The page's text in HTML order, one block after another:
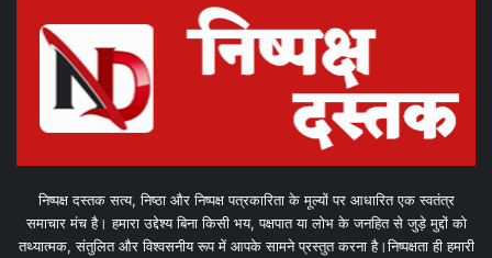
निष्पक्ष दस्तक सत्य, निष्ठा और निष्पक्ष पत्रकारिता के मूल्यों पर आधारित एक स्वतंत्र
समाचार मंच है। हमारा उद्देश्य बिना किसी भय, पक्षपात या लोभ के जनहित से जुड़े मुद्दों को
तथ्यात्मक, संतुलित और विश्वसनीय रूप में आपके सामने प्रस्तुत करना है।निष्पक्षता ही हमारी